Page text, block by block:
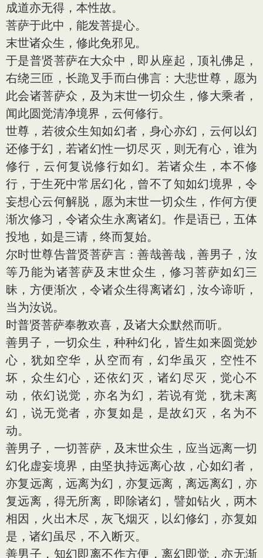
成道亦无得，本性故。
菩萨于此中，能发菩提心。
末世诸众生，修此免邪见。
于是普贤菩萨在大众中，即从座起，顶礼佛足，
右绕三匝，长跪叉手而白佛言：大悲世尊，愿为
此会诸菩萨众，及为末世一切众生，修大乘者，
闻此圆觉清净境界，云何修行。
世尊，若彼众生知如幻者，身心亦幻，云何以幻
还修于幻，若诸幻性一切尽灭，则无有心，谁为
修行，云何复说修行如幻。若诸众生，本不修
行，于生死中常居幻化，曾不了知如幻境界，令
妄想心云何解脱，愿为末世一切众生，作何方便
渐次修习，令诸众生永离诸幻。作是语已，五体
投地，如是三请，终而复始。
尔时世尊告普贤菩萨言：善哉善哉，善男子，汝
等乃能为诸菩萨及末世众生，修习菩萨如幻三
昧，方便渐次，令诸众生得离诸幻，汝今谛听，
当为汝说。
时普贤菩萨奉教欢喜，及诸大众默然而听。
善男子，一切众生，种种幻化，皆生如来圆觉妙
心，犹如空华，从空而有，幻华虽灭，空性不
坏，众生幻心，还依幻灭，诸幻尽灭，觉心不
动，依幻说觉，亦名为幻，若说有觉，犹未离
幻，说无觉者，亦复如是，是故幻灭，名为不
动。
善男子，一切菩萨，及末世众生，应当远离一切
幻化虚妄境界，由坚执持远离心故，心如幻者，
亦复远离，远离为幻，亦复远离，离远离幻，亦
复远离，得无所离，即除诸幻，譬如钻火，两木
相因，火出木尽，灰飞烟灭，以幻修幻，亦复如
是，诸幻虽尽，不入断灭。
善男子，知幻即离不作方便，离幻即觉，亦无渐